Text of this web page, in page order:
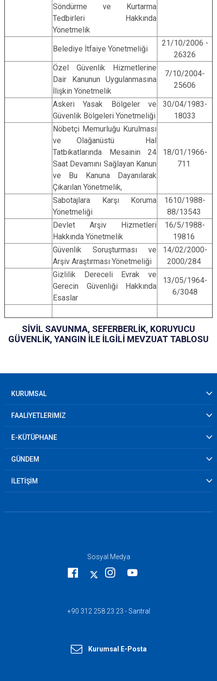
SİVİL SAVUNMA, SEFERBERLİK, KORUYUCU
GÜVENLİK, YANGIN İLE İLGİLİ MEVZUAT TABLOSU
Söndürme ve Kurtarma
Tedbirleri Hakkında
Yönetmelik
Belediye İtfaiye Yönetmeliği
21/10/2006 -
26326
Özel Güvenlik Hizmetlerine
Dair Kanunun Uygulanmasına
İlişkin Yönetmelik
7/10/2004-
25606
Askeri Yasak Bölgeler ve
Güvenlik Bölgeleri Yönetmeliği
30/04/1983-
18033
Nöbetçi Memurluğu Kurulması
ve Olağanüstü Hal
Tatbikatlarında Mesainin 24
Saat Devamını Sağlayan Kanun
ve Bu Kanuna Dayanılarak
Çıkarılan Yönetmelik,
18/01/1966-
711
Sabotajlara Karşı Koruma
Yönetmeliği
1610/1988-
88/13543
Devlet Arşiv Hizmetleri
Hakkında Yönetmelik
16/5/1988-
19816
Güvenlik Soruşturması ve
Arşiv Araştırması Yönetmeliği
14/02/2000-
2000/284
Gizlilik Dereceli Evrak ve
Gerecin Güvenliği Hakkında
Esaslar
13/05/1964-
6/3048
KURUMSAL
FAALİYETLERİMİZ
E-KÜTÜPHANE
GÜNDEM
İLETİŞİM
Sosyal Medya
+90 312 258 23 23 - Santral
Kurumsal E-Posta